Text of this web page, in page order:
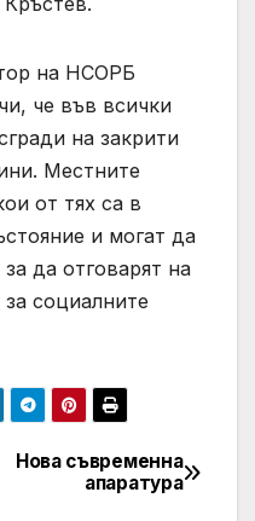
на НСОРБ
че във всички
на закрити
Местните
от тях са в
и могат да
да отговарят на
социалните
Нова съвременна
апаратура